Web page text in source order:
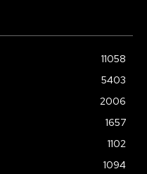
11058
5403
2006
1657
1102
1094